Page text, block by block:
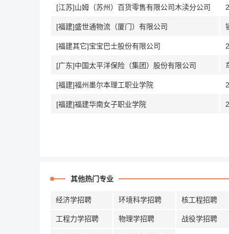
[江苏]山姆（苏州）百货零售有限公司木渎分公司
[福建]盛世通物流（厦门）有限公司
[福建其它]宝宝巴士股份有限公司
[广东]中国太平洋保险（集团）股份有限公司
[福建]福州墨尔本理工职业学院
[福建]福建华南女子职业学院
其他热门专业
经济学招聘 环境科学招聘 核工程招聘
工程力学招聘 物理学招聘 战役学招聘